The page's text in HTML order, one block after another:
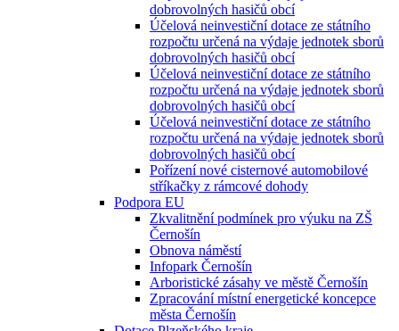
dobrovolných hasičů obcí
Účelová neinvestiční dotace ze státního
rozpočtu určená na výdaje jednotek sborů
dobrovolných hasičů obcí
Účelová neinvestiční dotace ze státního
rozpočtu určená na výdaje jednotek sborů
dobrovolných hasičů obcí
Účelová neinvestiční dotace ze státního
rozpočtu určená na výdaje jednotek sborů
dobrovolných hasičů obcí
Pořízení nové cisternové automobilové
stříkačky z rámcové dohody
Podpora EU
Zkvalitnění podmínek pro výuku na ZŠ
Černošín
Obnova náměstí
Infopark Černošín
Arboristické zásahy ve městě Černošín
Zpracování místní energetické koncepce
města Černošín